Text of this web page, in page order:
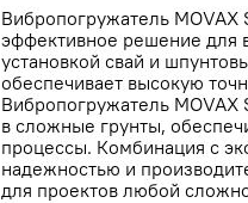
Вибропогружатель MOVAX
эффективное решение для
установкой свай и
обеспечивает высокую
Вибропогружатель
в сложные грунты,
процессы. Комбинация с
надежностью и
для проектов любой